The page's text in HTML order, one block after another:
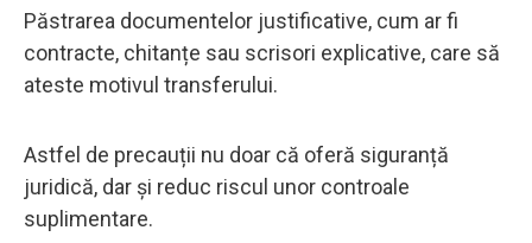
Păstrarea documentelor justificative, cum ar fi
contracte, chitanțe sau scrisori explicative, care să
ateste motivul transferului.
Astfel de precauții nu doar că oferă siguranță
juridică, dar și reduc riscul unor controale
suplimentare.